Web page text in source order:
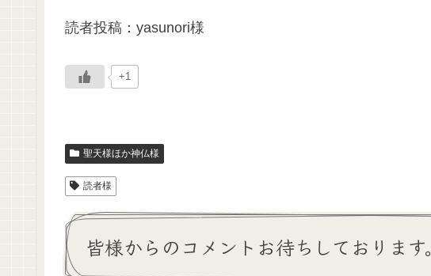
読者投稿：yasunori様
+1
聖天様ほか神仏様
読者様
皆様からのコメントお待ちしております。